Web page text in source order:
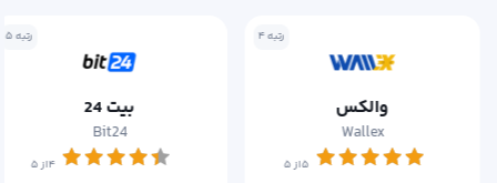
رتبه ۴
والکس
Wallex
۵از ۵
رتبه ۵
بیت 24
Bit24
۴از ۵